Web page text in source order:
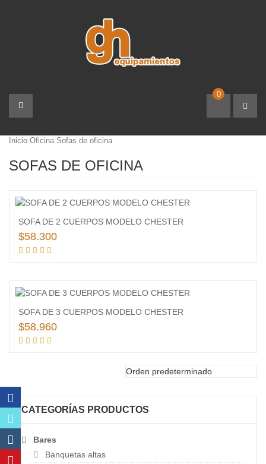
0
Inicio Oficina Sofas de oficina
SOFAS DE OFICINA
SOFA DE 2 CUERPOS MODELO CHESTER
$58.300
SOFA DE 3 CUERPOS MODELO CHESTER
$58.960
CATEGORÍAS PRODUCTOS
Bares
Banquetas altas